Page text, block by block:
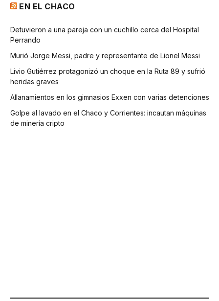
EN EL CHACO
Detuvieron a una pareja con un cuchillo cerca del Hospital
Perrando
Murió Jorge Messi, padre y representante de Lionel Messi
Livio Gutiérrez protagonizó un choque en la Ruta 89 y sufrió
heridas graves
Allanamientos en los gimnasios Exxen con varias detenciones
Golpe al lavado en el Chaco y Corrientes: incautan máquinas
de minería cripto